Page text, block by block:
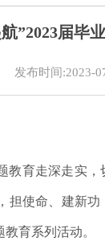
”2023届毕
发布时间:2023-
教育走深走实，
， 担使命 建新功
育系列活动。